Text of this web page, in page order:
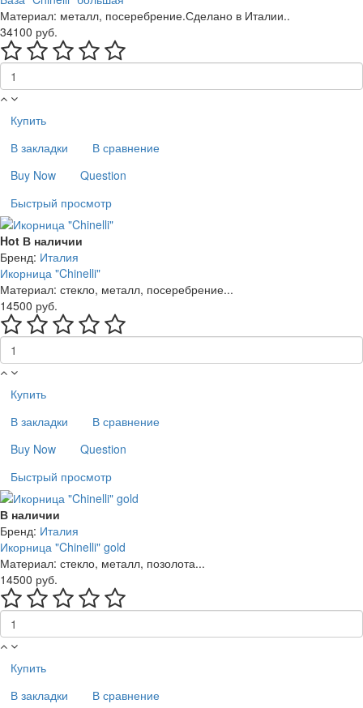
Материал: металл, посеребрение.Сделано в Италии..
34100 руб.
Купить
В закладки
В сравнение
Buy Now
Question
Быстрый просмотр
Hot В наличии
Бренд: Италия
Икорница "Chinelli"
Материал: стекло, металл, посеребрение...
14500 руб.
Купить
В закладки
В сравнение
Buy Now
Question
Быстрый просмотр
В наличии
Бренд: Италия
Икорница "Chinelli" gold
Материал: стекло, металл, позолота...
14500 руб.
Купить
В закладки
В сравнение